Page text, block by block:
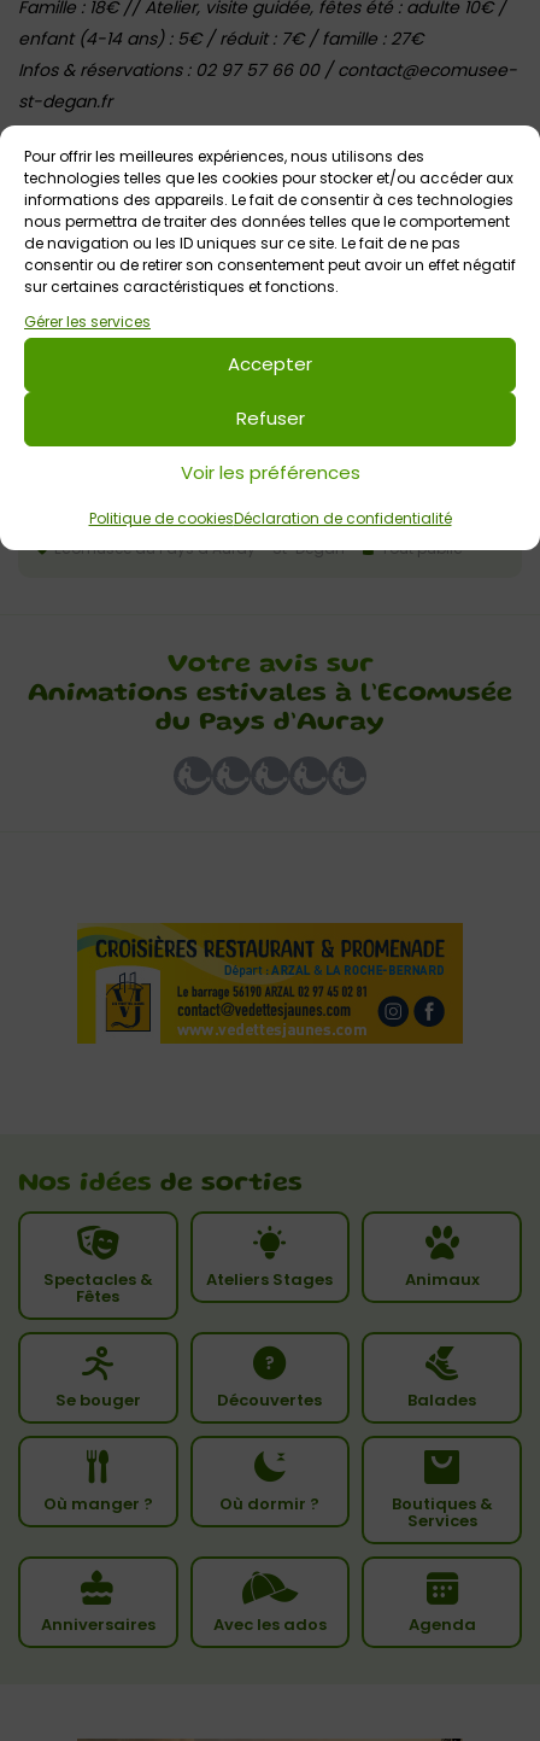
Pour offrir les meilleures expériences, nous utilisons des
technologies telles que les cookies pour stocker et/ou accéder aux
informations des appareils. Le fait de consentir à ces technologies
nous permettra de traiter des données telles que le comportement
de navigation ou les ID uniques sur ce site. Le fait de ne pas
consentir ou de retirer son consentement peut avoir un effet négatif
sur certaines caractéristiques et fonctions.
Gérer les services
Accepter
Refuser
Voir les préférences
Politique de cookiesDéclaration de confidentialité
Famille : 18€ // Atelier, visite guidée, fêtes été : adulte 10€ /
enfant (4-14 ans) : 5€ / réduit : 7€ / famille : 27€
Infos & réservations : 02 97 57 66 00 / contact@ecomusee-
st-degan.fr
Autres événementsà venir Voir tout
Visite guidée des chaumières à l’Ecomusée du
Pays d’Auray
Ecomusée du Pays d’Auray – St-Dégan Tout public
Votre avis sur
Animations estivales à l’Ecomusée
du Pays d’Auray
Nos idées de sorties
Spectacles &
Fêtes
Ateliers Stages Animaux
Se bouger Découvertes Balades
Où manger ? Où dormir ? Boutiques &
Services
Anniversaires Avec les ados Agenda